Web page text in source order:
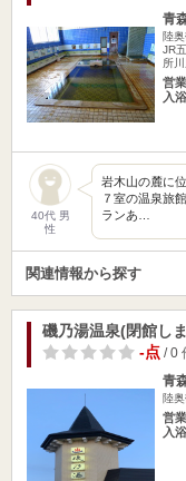
青
陸
JR
所
営
入
40代 男
性
岩木山の麓に
７室の温泉旅
ランあ…
関連情報から探す
磯乃湯温泉(閉館し
-点/ 0
青
陸
営
入